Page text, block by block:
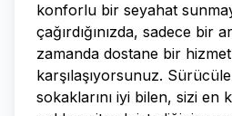
konforlu bir seyahat
çağırdığınızda, sadece bir
zamanda dostane bir
karşılaşıyorsunuz.
sokaklarını iyi bilen, sizi en